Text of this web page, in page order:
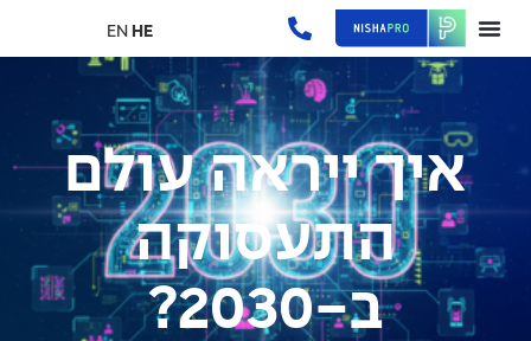
איך ייראה עולם
התעסוקה
ב-2030?
EN HE